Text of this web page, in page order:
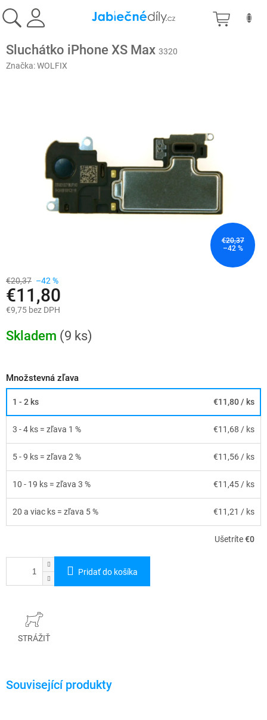
na
obsah
Sluchátko iPhone XS Max 3320
Značka:WOLFIX
€20,37
–42 %
€20,37 –42 %
€11,80
€9,75 bez DPH
cena:
Skladem (9 ks)
Množstevná zľava
1 - 2 ks €11,80/ ks
3 - 4 ks = zľava 1 % €11,68 / ks
5 - 9 ks = zľava 2 % €11,56/ ks
10 - 19 ks = zľava 3 % €11,45/ ks
20 a viac ks = zľava 5 % €11,21 / ks
Ušetríte€0
Pridať do košíka
STRÁŽIŤ